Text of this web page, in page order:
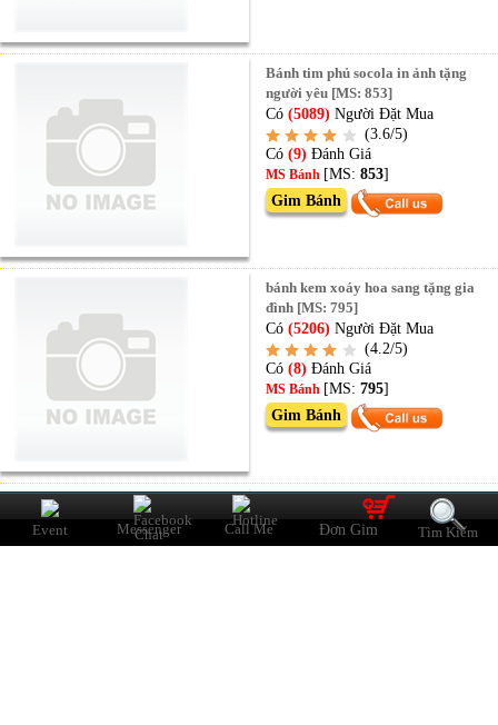
Bánh tim phủ socola in ảnh tặng
người yêu [MS: 853]
Có(5089) Người Đặt Mua
(3.6/5)
Có (9)Đánh Giá
MS Bánh [MS:853]
Gim Bánh
bánh kem xoáy hoa sang tặng gia
đình [MS: 795]
Có(5206) Người Đặt Mua
(4.2/5)
Có (8)Đánh Giá
MS Bánh [MS:795]
Gim Bánh
Bánh kem cắt trái tim nghệ thuật
trang trí hoa [MS: 83]
Có(6937)Người Đặt Mua
Event Messenger Call Me Ðơn Gim Tìm Kiếm